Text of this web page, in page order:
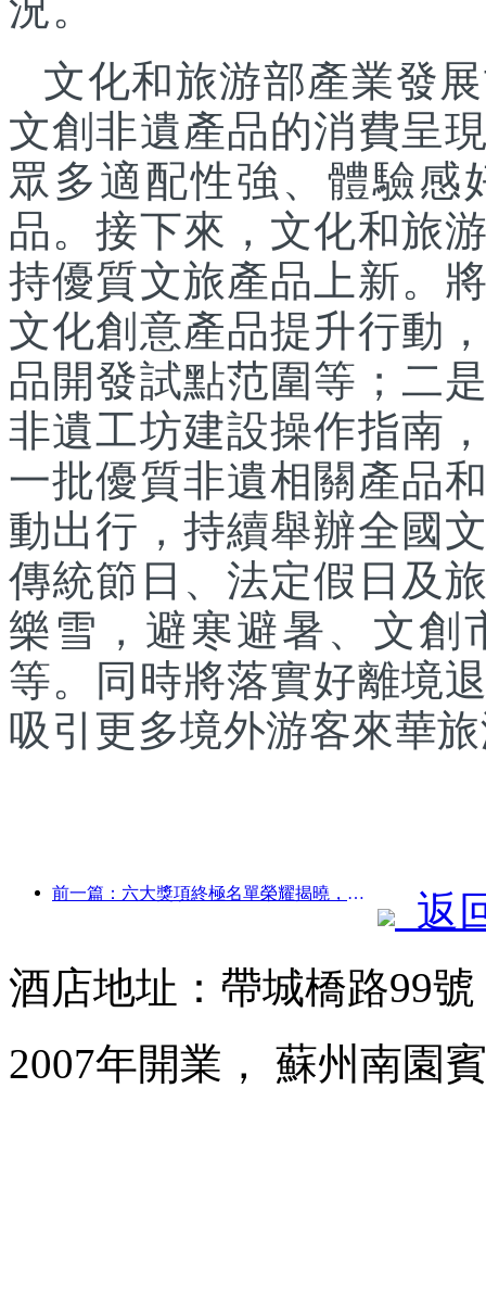
文化和旅游部產業發
文創非遺產品的消費呈
眾多適配性強、體驗感
品。接下來，文化和旅
持優質文旅產品上新。
文化創意產品提升行動
品開發試點范圍等；二
非遺工坊建設操作指南
一批優質非遺相關產品
動出行，持續舉辦全國
傳統節日、法定假日及
樂雪，避寒避暑、文創
等。同時將落實好離境
吸引更多境外游客來華
前一篇：六大獎項終極名單榮耀揭曉，百余酒店及企業斬獲年度獎項！
返
酒店地址：帶城橋路99
2007年開業， 蘇州南